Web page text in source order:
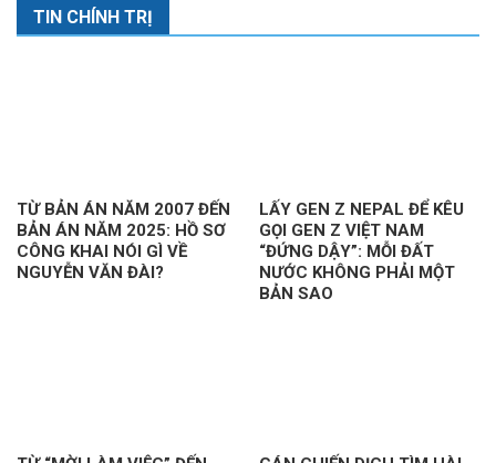
TIN CHÍNH TRỊ
TỪ BẢN ÁN NĂM 2007 ĐẾN
BẢN ÁN NĂM 2025: HỒ SƠ
CÔNG KHAI NÓI GÌ VỀ
NGUYỄN VĂN ĐÀI?
LẤY GEN Z NEPAL ĐỂ KÊU
GỌI GEN Z VIỆT NAM
“ĐỨNG DẬY”: MỖI ĐẤT
NƯỚC KHÔNG PHẢI MỘT
BẢN SAO